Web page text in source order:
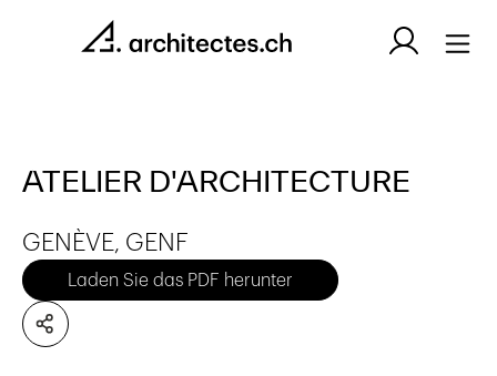
ATELIER D'ARCHITECTURE
GENÈVE, GENF
Laden Sie das PDF herunter